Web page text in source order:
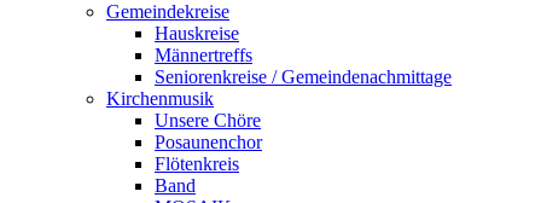
Gemeindekreise
Hauskreise
Männertreffs
Seniorenkreise / Gemeindenachmittage
Kirchenmusik
Unsere Chöre
Posaunenchor
Flötenkreis
Band